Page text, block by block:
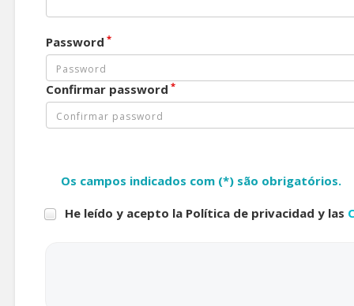
Password *
Confirmar password *
Os campos indicados com (*) são obrigatórios.
He leído y acepto la Política de privacidad y las